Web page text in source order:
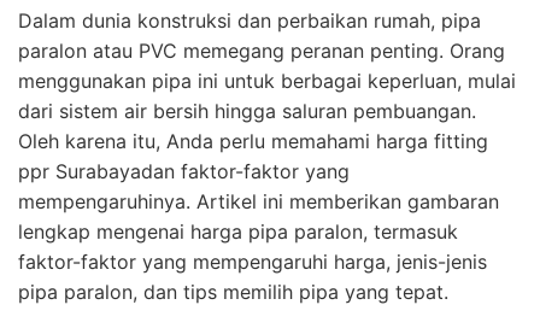
Dalam dunia konstruksi dan perbaikan rumah, pipa
paralon atau PVC memegang peranan penting. Orang
menggunakan pipa ini untuk berbagai keperluan, mulai
dari sistem air bersih hingga saluran pembuangan.
Oleh karena itu, Anda perlu memahami harga fitting
ppr Surabayadan faktor-faktor yang
mempengaruhinya. Artikel ini memberikan gambaran
lengkap mengenai harga pipa paralon, termasuk
faktor-faktor yang mempengaruhi harga, jenis-jenis
pipa paralon, dan tips memilih pipa yang tepat.